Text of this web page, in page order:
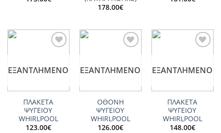
178.00€
ΕΞΑΝΤΛΗΜΈΝΟ
ΠΛΑΚΕΤΑ
ΨΥΓΕΙΟΥ
WHIRLPOOL
123.00€
ΕΞΑΝΤΛΗΜΈΝΟ
ΟΘΟΝΗ
ΨΥΓΕΙΟΥ
WHIRLPOOL
126.00€
ΕΞΑΝΤΛΗΜΈΝΟ
ΠΛΑΚΕΤΑ
ΨΥΓΕΙΟΥ
WHIRLPOOL
148.00€